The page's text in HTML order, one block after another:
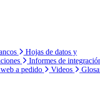
Hojas de datos y
Informes de
a pedido Videos